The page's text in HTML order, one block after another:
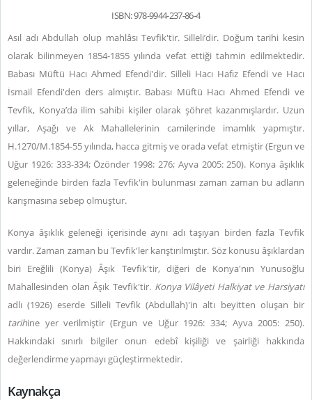
ISBN: 978-9944-237-86-4
Asıl adı Abdullah olup mahlâsı Tevfik'tir. Silleli’dir. Doğum tarihi kesin
olarak bilinmeyen 1854-1855 yılında vefat ettiği tahmin edilmektedir.
Babası Müftü Hacı Ahmed Efendi'dir. Silleli Hacı Hafız Efendi ve Hacı
İsmail Efendi'den ders almıştır. Babası Müftü Hacı Ahmed Efendi ve
Tevfik, Konya’da ilim sahibi kişiler olarak şöhret kazanmışlardır. Uzun
yıllar, Aşağı ve Ak Mahallelerinin camilerinde imamlık yapmıştır.
H.1270/M.1854-55 yılında, hacca gitmiş ve orada vefat etmiştir (Ergun ve
Uğur 1926: 333-334; Özönder 1998: 276; Ayva 2005: 250). Konya âşıklık
geleneğinde birden fazla Tevfik'in bulunması zaman zaman bu adların
karışmasına sebep olmuştur.
Konya âşıklık geleneği içerisinde aynı adı taşıyan birden fazla Tevfik
vardır. Zaman zaman bu Tevfik'ler karıştırılmıştır. Söz konusu âşıklardan
biri Ereğlili (Konya) Âşık Tevfik'tir, diğeri de Konya'nın Yunusoğlu
Mahallesinden olan Âşık Tevfik'tir. Konya Vilâyeti Halkiyat ve Harsiyatı
adlı (1926) eserde Silleli Tevfik (Abdullah)'in altı beyitten oluşan bir
tarihine yer verilmiştir (Ergun ve Uğur 1926: 334; Ayva 2005: 250).
Hakkındaki sınırlı bilgiler onun edebî kişiliği ve şairliği hakkında
değerlendirme yapmayı güçleştirmektedir.
Kaynakça